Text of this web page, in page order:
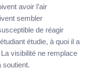
avoir l’air
sembler
de réagir
étudie, à quoi il a
visibilité ne remplace
soutient.